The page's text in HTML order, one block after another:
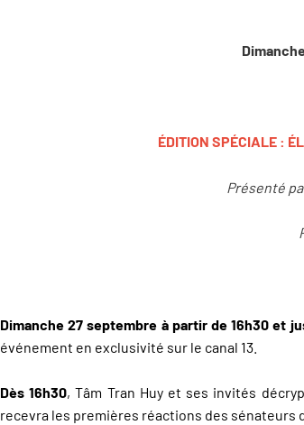
ÉDITION SPÉCIALE :
Présenté
Dimanche 27 septembre à partir de 16h30 et
événement en exclusivité sur le canal 13.
Dès 16h30, Tâm Tran Huy et ses invités
recevra les premières réactions des sénateurs